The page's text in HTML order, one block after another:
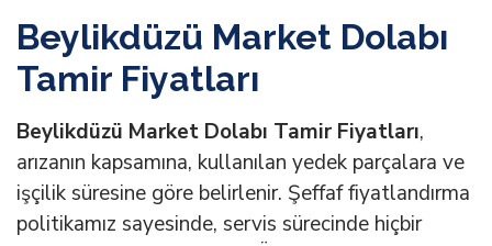
Beylikdüzü Market Dolabı
Tamir Fiyatları
Beylikdüzü Market Dolabı Tamir Fiyatları,
arızanın kapsamına, kullanılan yedek parçalara ve
işçilik süresine göre belirlenir. Şeffaf fiyatlandırma
politikamız sayesinde, servis sürecinde hiçbir